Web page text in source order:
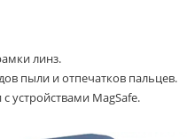
линз.
пыли и отпечатков пальцев.
устройствами MagSafe.